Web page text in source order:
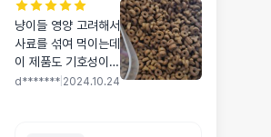
냥이들 영양 고려해서
사료를 섞여 먹이는데
이 제품도 기호성이
좋은지 잘 먹네요 영
d******* 2024.10.24